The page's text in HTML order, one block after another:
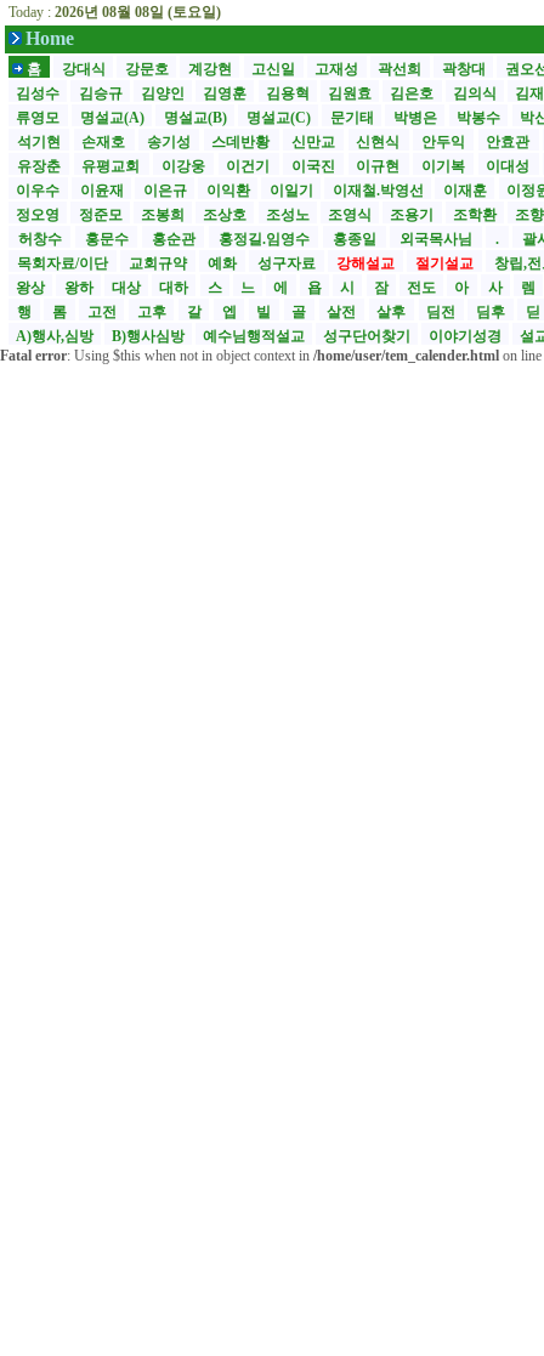
Today : 2026년 08월 08일 (토요일)
Home
홈 강대식 강문호 계강현 고신일 고재성 곽선희 곽창대
권오
김성수
김승규 김양인 김영훈 김용혁 김원효 김은호 김의식
김
류영모
명설교(A) 명설교(B) 명설교(C) 문기태 박병은 박봉수
박
석기현
손재호 송기성 스데반황 신만교 신현식 안두익
안효관
유장춘
유평교회 이강웅 이건기 이국진 이규현 이기복
이대성
이우수
이윤재 이은규 이익환 이일기 이재철.박영선 이재훈
이정
정오영
정준모 조봉희 조상호 조성노 조영식 조용기 조학환
조
허창수
홍문수 홍순관 홍정길.임영수 홍종일 외국목사님 .
괄
목회자료/이단
교회규약 예화 성구자료 강해설교 절기설교
창립,
왕상
왕하 대상 대하 스 느 에 욥 시 잠 전도 아 사
렘
행
롬 고전 고후 갈 엡 빌 골 살전 살후 딤전 딤후
딛
A)행사,심방
B)행사심방 예수님행적설교 성구단어찾기 이야기성경
설
Fatal error: Using $this when not in object context in /home/user/tem_calender.html on line